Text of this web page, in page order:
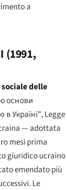
a
(1991,
delle
основи
в Україні", Legge
— adottata
mesi prima
giuridico ucraino
emendato più
Le